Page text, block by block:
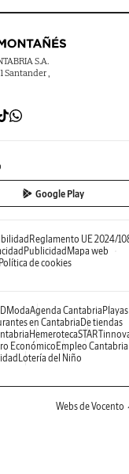
S.A.
Santander ,
Google Play
Reglamento UE 2024/
Publicidad Mapa web
de cookies
Agenda Cantabria Playas
en Cantabria De tiendas
Hemeroteca
Económico Empleo Cantabria
Lotería del Niño
Webs de Vocento